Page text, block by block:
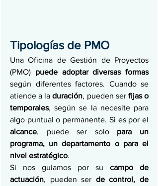
Tipologías de PMO
Una Oficina de Gestión de Proyectos
(PMO)
puede adoptar diversas formas
según diferentes factores. Cuando se
atiende a la duración, pueden ser fijas o
temporales, según se la necesite para
alcance, puede ser solo para un
programa, un departamento o para el
nivel estratégico.
Si nos guiamos por su campo de
actuación, pueden ser de control, de